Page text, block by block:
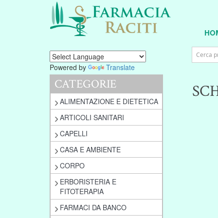
Powered by Translate
CATEGORIE
ALIMENTAZIONE E DIETETICA
ARTICOLI SANITARI
CAPELLI
CASA E AMBIENTE
CORPO
ERBORISTERIA E
FITOTERAPIA
FARMACI DA BANCO